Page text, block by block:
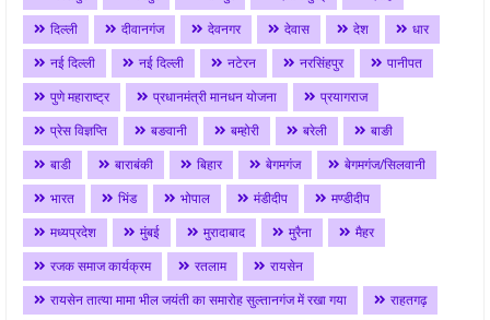
दिल्ली
दीवानगंज देवनगर देवास देश
धार
नई दिल्ली
नई दिल्ली नटेरन नरसिंहपुर
पानीपत
पुणे महाराष्ट्र
प्रधानमंत्री मानधन योजना
प्रयागराज
प्रेस विज्ञप्ति
बङवानी बम्होरी बरेली
बाङी
बाडी
बाराबंकी बिहार बेगमगंज
बेगमगंज/सिलवानी
भारत
भिंड भोपाल मंडीदीप
मण्डीदीप
मध्यप्रदेश
मुंबई मुरादाबाद मुरैना
मैहर
रजक समाज कार्यक्रम
रतलाम
रायसेन
रायसेन तात्या मामा भील जयंती का समारोह सुल्तानगंज में रखा गया
राहतगढ़